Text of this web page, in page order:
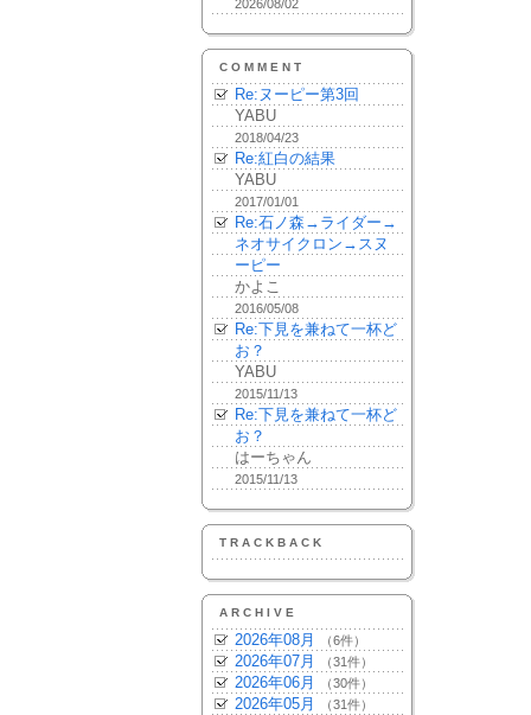
2026/08/02
COMMENT
Re:ヌーピー第3回
YABU
2018/04/23
Re:紅白の結果
YABU
2017/01/01
Re:石ノ森→ライダー→
ネオサイクロン→スヌ
ーピー
かよこ
2016/05/08
Re:下見を兼ねて一杯ど
お？
YABU
2015/11/13
Re:下見を兼ねて一杯ど
お？
はーちゃん
2015/11/13
TRACKBACK
ARCHIVE
2026年08月 （6件）
2026年07月 （31件）
2026年06月 （30件）
2026年05月 （31件）